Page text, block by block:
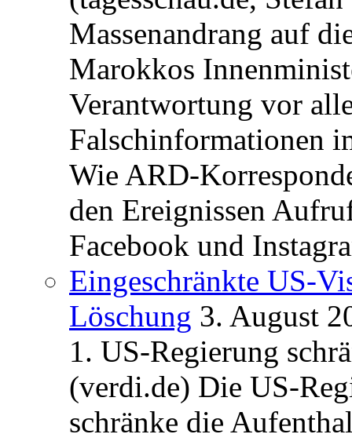
Massenandrang auf
Marokkos
Verantwortung vor
Falschinformationen
Wie ARD-
den Ereignissen
Facebook und
Eingeschränkte US-
Löschung 3. August
1. US-Regierung
(verdi.de) Die US-
schränke die